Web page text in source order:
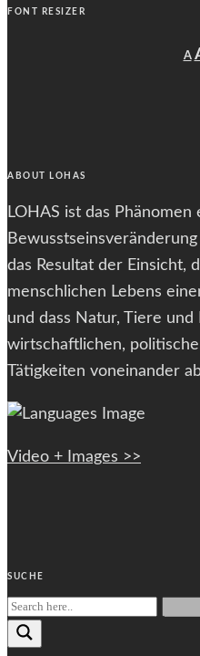
FONT RESIZER
A
ABOUT LOHAS
LOHAS ist das Phänomen
das Resultat der Einsicht,
menschlichen Lebens
und dass Natur, Tiere
wirtschaftlichen,
Tätigkeiten voneinander
Video + Images >>
SUCHE